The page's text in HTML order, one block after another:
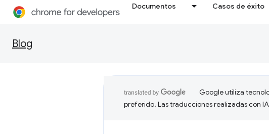
Documentos Casos de éxito
Blog
Google utiliza
preferido. Las traducciones realizadas con